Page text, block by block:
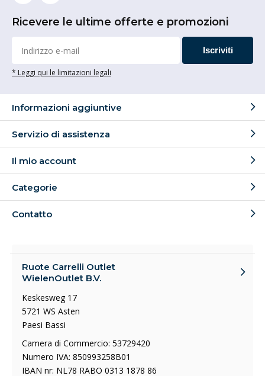
Ricevere le ultime offerte e promozioni
Iscriviti
* Leggi qui le limitazioni legali
Informazioni aggiuntive
Servizio di assistenza
Il mio account
Categorie
Contatto
Ruote Carrelli Outlet
WielenOutlet B.V.
Keskesweg 17
5721 WS Asten
Paesi Bassi
Camera di Commercio: 53729420
Numero IVA: 850993258B01
IBAN nr: NL78 RABO 0313 1878 86